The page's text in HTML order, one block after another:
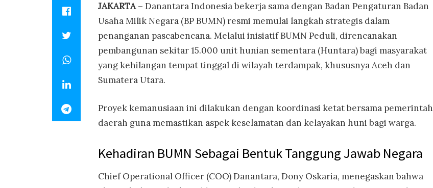
JAKARTA– Danantara Indonesia bekerja sama dengan Badan Pengaturan Badan
Usaha Milik Negara (BP BUMN) resmi memulai langkah strategis dalam
penanganan pascabencana. Melalui inisiatif BUMN Peduli, direncanakan
pembangunan sekitar 15.000 unit hunian sementara (Huntara) bagi masyarakat
yang kehilangan tempat tinggal di wilayah terdampak, khususnya Aceh dan
Sumatera Utara.
Proyek kemanusiaan ini dilakukan dengan koordinasi ketat bersama pemerintah
daerah guna memastikan aspek keselamatan dan kelayakan huni bagi warga.
Kehadiran BUMN Sebagai Bentuk Tanggung Jawab Negara
Chief Operational Officer (COO) Danantara, Dony Oskaria, menegaskan bahwa